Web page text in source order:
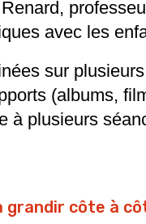
avec les
sur
(albums,
à plusieurs
grandir côte à